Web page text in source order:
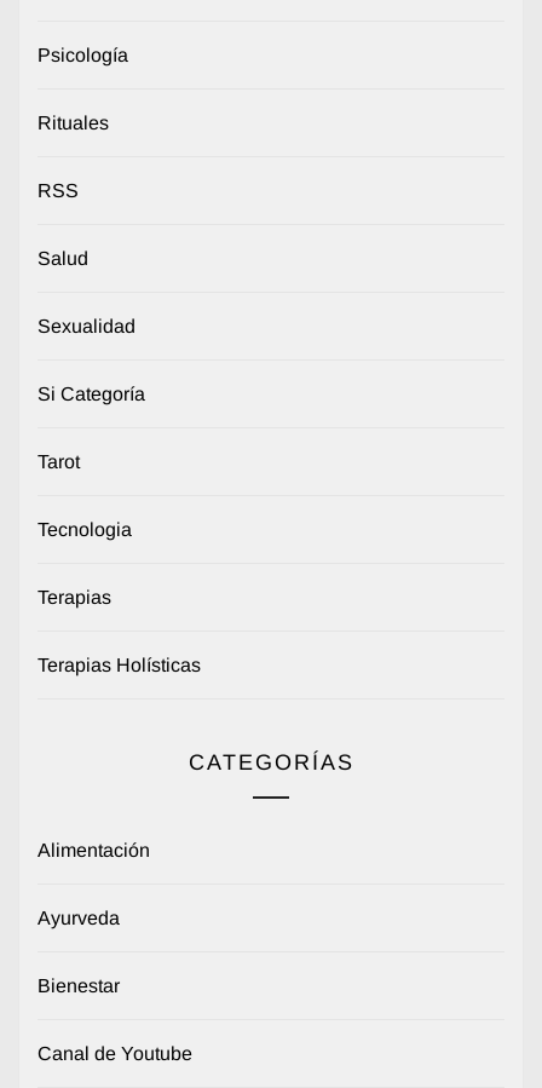
Psicología
Rituales
RSS
Salud
Sexualidad
Si Categoría
Tarot
Tecnologia
Terapias
Terapias Holísticas
CATEGORÍAS
Alimentación
Ayurveda
Bienestar
Canal de Youtube